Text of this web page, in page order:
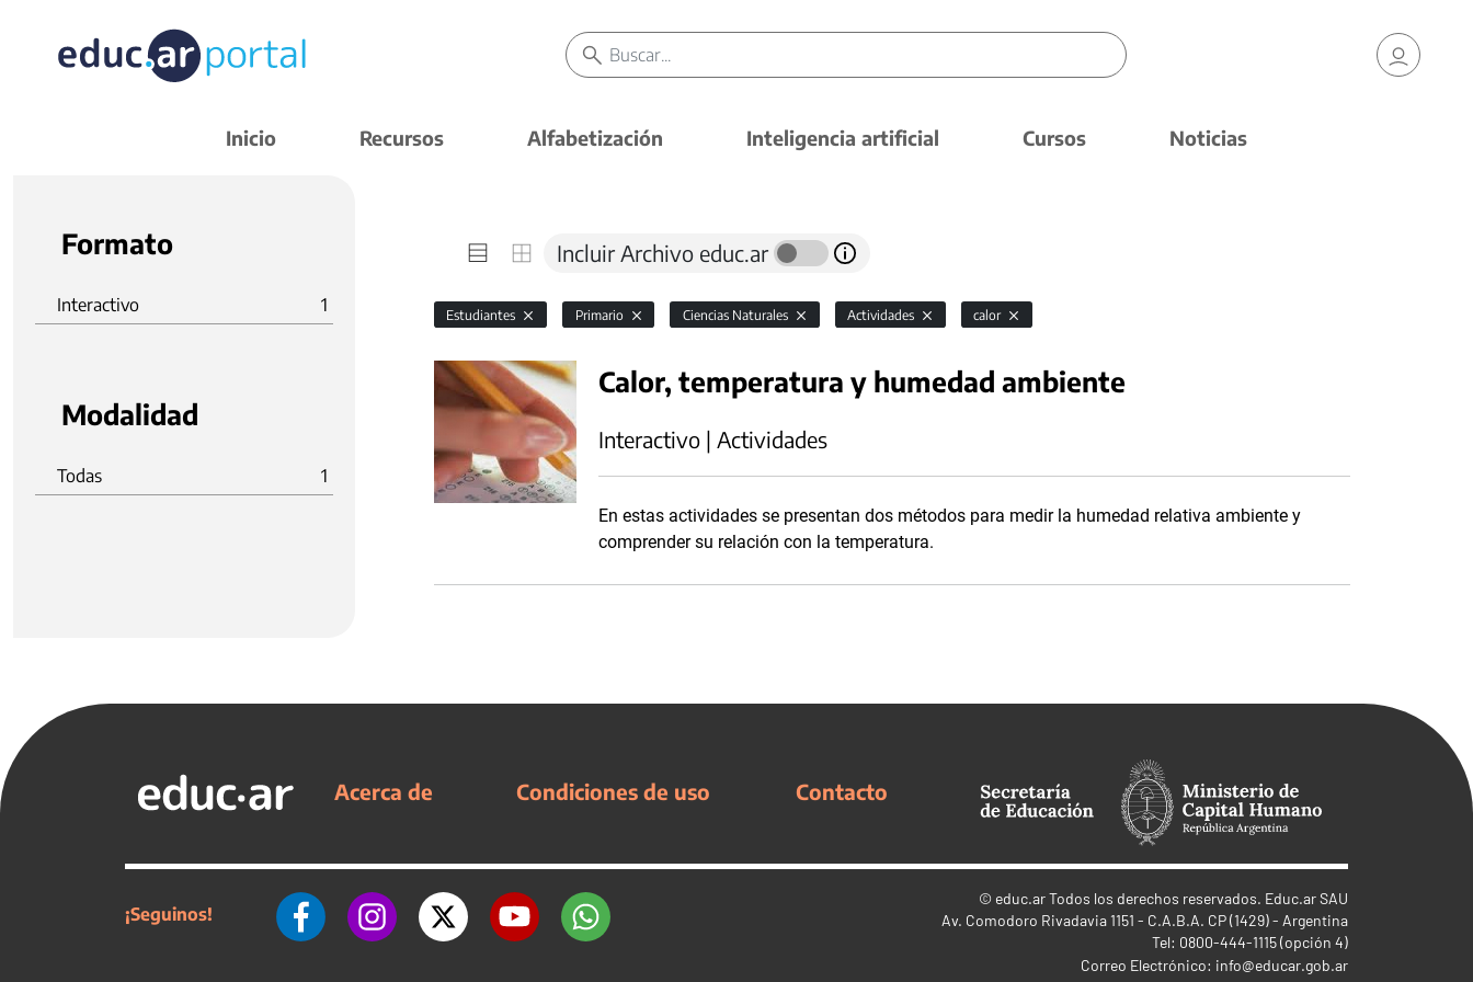
Inicio Recursos Alfabetización Inteligencia artificial Cursos Noticias
Formato
Interactivo 1
Modalidad
Todas 1
Incluir Archivo educ.ar
Estudiantes Primario Ciencias Naturales Actividades calor
Calor, temperatura y humedad ambiente
Interactivo | Actividades
En estas actividades se presentan dos métodos para medir la humedad relativa ambiente y
comprender su relación con la temperatura.
Acerca de Condiciones de uso Contacto
¡Seguinos!
© educ.arTodos los derechos reservados. Educ.ar SAU
Av. Comodoro Rivadavia 1151 - C.A.B.A. CP (1429) - Argentina
Tel: 0800-444-1115 (opción 4)
Correo Electrónico: info@educar.gob.ar